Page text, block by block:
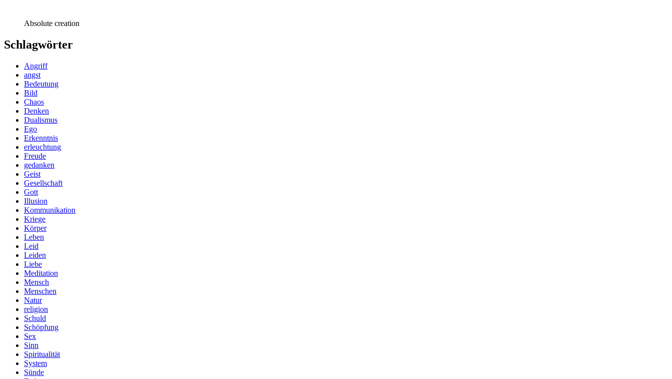
Absolute creation
Schlagwörter
Angriff
angst
Bedeutung
Bild
Chaos
Denken
Dualismus
Ego
Erkenntnis
erleuchtung
Freude
gedanken
Geist
Gesellschaft
Gott
Illusion
Kommunikation
Kriege
Körper
Leben
Leid
Leiden
Liebe
Meditation
Mensch
Menschen
Natur
religion
Schuld
Schöpfung
Sex
Sinn
Spiritualität
System
Sünde